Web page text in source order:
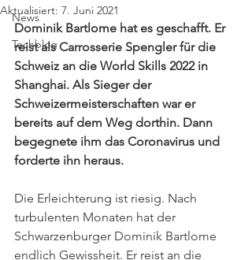
News
Techblog
Aktualisiert: 7. Juni 2021
Dominik Bartlome hat es geschafft. Er
reist als Carrosserie Spengler für die
Schweiz an die World Skills 2022 in
Shanghai. Als Sieger der
Schweizermeisterschaften war er
bereits auf dem Weg dorthin. Dann
begegnete ihm das Coronavirus und
forderte ihn heraus.
Die Erleichterung ist riesig. Nach
turbulenten Monaten hat der
Schwarzenburger Dominik Bartlome
endlich Gewissheit. Er reist an die